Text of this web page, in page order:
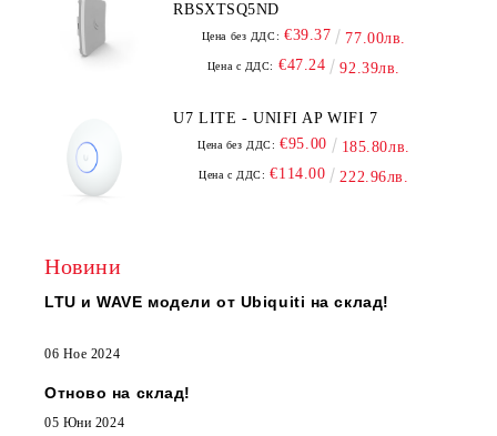
RBSXTSQ5ND
Цена без ДДС: €39.37 77.00лв.
Цена с ДДС: €47.24 92.39лв.
U7 LITE - UNIFI AP WIFI 7
Цена без ДДС: €95.00 185.80лв.
Цена с ДДС: €114.00 222.96лв.
Новини
LTU и WAVE модели от Ubiquiti на склад!
06 Ное 2024
Отново на склад!
05 Юни 2024